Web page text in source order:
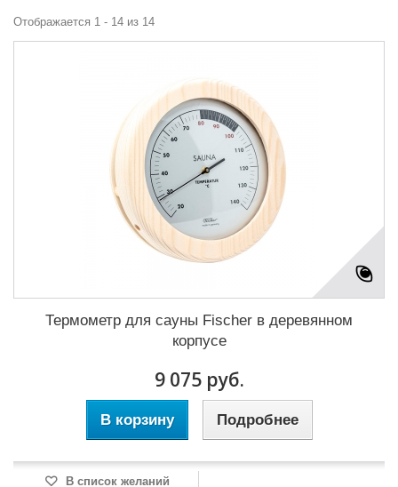
Отображается 1 - 14 из 14
Термометр для сауны Fischer в деревянном
корпусе
9 075 руб.
В корзину Подробнее
В список желаний